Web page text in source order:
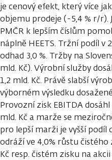
je cenový efekt, který více
objemu prodeje (-5,4 % r/
PMČR k lepším číslům
náplně HEETS. Tržní podíl v
odhad 3,0 %. Tržby na
mld. Kč). Výrobní služby
1,2 mld. Kč. Právě slabší
výborném výsledku
Provozní zisk EBITDA
mld. Kč a marže se
pro lepší marži je vyšší podíl
odráží ve 4,0% růstu čistého
Kč resp. čistém zisku na